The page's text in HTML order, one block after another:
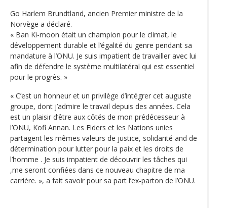
Go Harlem Brundtland, ancien Premier ministre de la
Norvège a déclaré.
« Ban Ki-moon était un champion pour le climat, le
développement durable et l‘égalité du genre pendant sa
mandature à l’ONU. Je suis impatient de travailler avec lui
afin de défendre le système multilatéral qui est essentiel
pour le progrès. »
« C’est un honneur et un privilège d’intégrer cet auguste
groupe, dont j’admire le travail depuis des années. Cela
est un plaisir d‘être aux côtés de mon prédécesseur à
l’ONU, Kofi Annan. Les Elders et les Nations unies
partagent les mêmes valeurs de justice, solidarité and de
détermination pour lutter pour la paix et les droits de
l’homme . Je suis impatient de découvrir les tâches qui
,me seront confiées dans ce nouveau chapitre de ma
carrière. », a fait savoir pour sa part l’ex-parton de l’ONU.